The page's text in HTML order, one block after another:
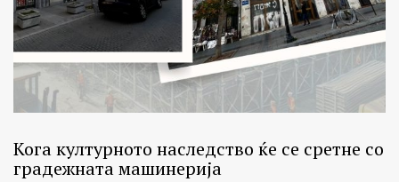
Кога културното наследство ќе се сретне со
градежната машинерија